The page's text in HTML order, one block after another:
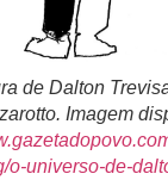
de Dalton
Imagem
o-universo-de-